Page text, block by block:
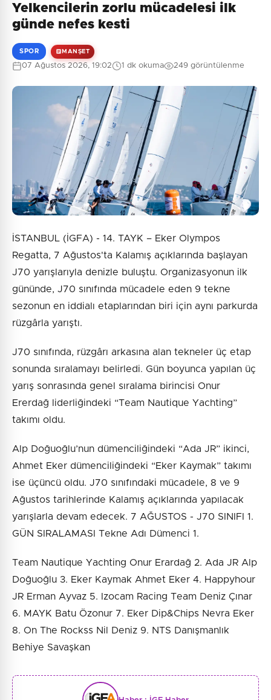
Güvenlik Sorusu:
3 + 8 = ?
Gönder
Henüz yorum yapılmamış. İlk yorumu siz yapın!
Yelkencilerin zorlu mücadelesi ilk
günde nefes kesti
SPOR MANŞET
07 Ağustos 2026, 19:02 1 dk okuma 249 görüntülenme
İSTANBUL (İGFA) - 14. TAYK – Eker Olympos
Regatta, 7 Ağustos'ta Kalamış açıklarında başlayan
J70 yarışlarıyla denizle buluştu. Organizasyonun ilk
gününde, J70 sınıfında mücadele eden 9 tekne
sezonun en iddialı etaplarından biri için aynı parkurda
rüzgârla yarıştı.
J70 sınıfında, rüzgârı arkasına alan tekneler üç etap
sonunda sıralamayı belirledi. Gün boyunca yapılan üç
yarış sonrasında genel sıralama birincisi Onur
Ererdağ liderliğindeki “Team Nautique Yachting”
takımı oldu.
Alp Doğuoğlu’nun dümenciliğindeki “Ada JR” ikinci,
Ahmet Eker dümenciliğindeki “Eker Kaymak” takımı
ise üçüncü oldu. J70 sınıfındaki mücadele, 8 ve 9
Ağustos tarihlerinde Kalamış açıklarında yapılacak
yarışlarla devam edecek. 7 AĞUSTOS - J70 SINIFI 1.
GÜN SIRALAMASI Tekne Adı Dümenci 1.
Team Nautique Yachting Onur Erardağ 2. Ada JR Alp
Doğuoğlu 3. Eker Kaymak Ahmet Eker 4. Happyhour
JR Erman Ayvaz 5. Izocam Racing Team Deniz Çınar
6. MAYK Batu Özonur 7. Eker Dip&Chips Nevra Eker
8. On The Rockss Nil Deniz 9. NTS Danışmanlık
Behiye Savaşkan